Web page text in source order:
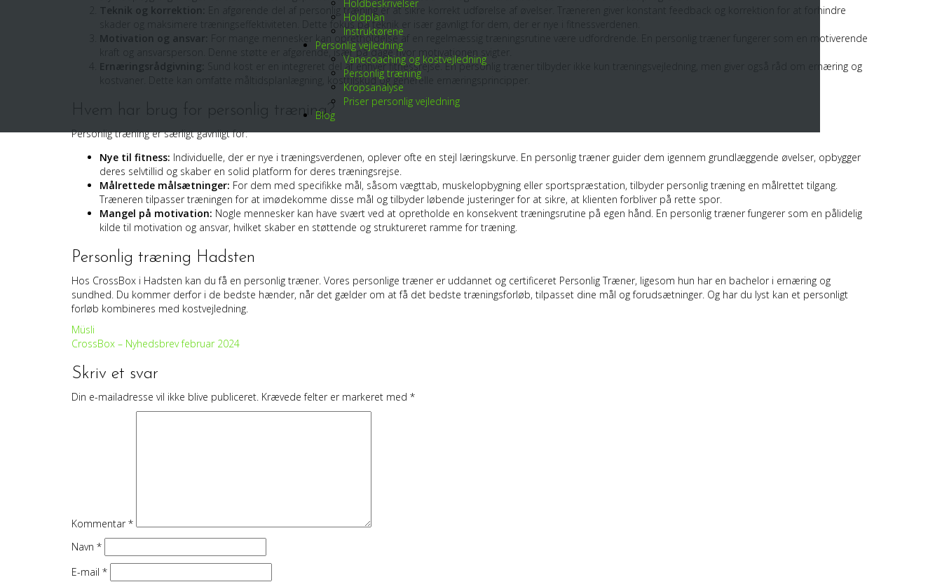
Holdbeskrivelser
Holdplan
Instruktørene
Personlig vejledning
Vanecoaching og kostvejledning
Personlig træning
Kropsanalyse
Priser personlig vejledning
Blog
Teknik og korrektion:
En afgørende del af personlig træning er at sikre korrekt udførelse af øvelser. Træneren giver konstant feedback og korrektion for at forhindre
skader og maksimere træningseffektiviteten. Dette fokus på teknik er især gavnligt for dem, der er nye i fitnessverdenen.
Motivation og ansvar:
For mange mennesker kan opretholdelse af en regelmæssig træningsrutine være udfordrende. En personlig træner fungerer som en motiverende
kraft og ansvarsperson. Denne støtte er afgørende, især på dage hvor motivationen svigter.
Ernæringsrådgivning:
Sund kost er en integreret del af enhver fitnessrejse. En personlig træner tilbyder ikke kun træningsvejledning, men giver også råd om ernæring og
kostvaner. Dette kan omfatte måltidsplanlægning, kosttilskud og generelle ernæringsprincipper.
Hvem har brug for personlig træning?
Personlig træning er særligt gavnligt for:
Nye til fitness: Individuelle, der er nye i træningsverdenen, oplever ofte en stejl læringskurve. En personlig træner guider dem igennem grundlæggende øvelser, opbygger
deres selvtillid og skaber en solid platform for deres træningsrejse.
Målrettede målsætninger: For dem med specifikke mål, såsom vægttab, muskelopbygning eller sportspræstation, tilbyder personlig træning en målrettet tilgang.
Træneren tilpasser træningen for at imødekomme disse mål og tilbyder løbende justeringer for at sikre, at klienten forbliver på rette spor.
Mangel på motivation: Nogle mennesker kan have svært ved at opretholde en konsekvent træningsrutine på egen hånd. En personlig træner fungerer som en pålidelig
kilde til motivation og ansvar, hvilket skaber en støttende og struktureret ramme for træning.
Personlig træning Hadsten
Hos CrossBox i Hadsten kan du få en personlig træner. Vores personlige træner er uddannet og certificeret Personlig Træner, ligesom hun har en bachelor i ernæring og
sundhed. Du kommer derfor i de bedste hænder, når det gælder om at få det bedste træningsforløb, tilpasset dine mål og forudsætninger. Og har du lyst kan et personligt
forløb kombineres med kostvejledning.
Indlægsnavigation
Müsli
CrossBox – Nyhedsbrev februar 2024
Skriv et svar
Din e-mailadresse vil ikke blive publiceret. Krævede felter er markeret med *
Kommentar*
Navn *
E-mail *